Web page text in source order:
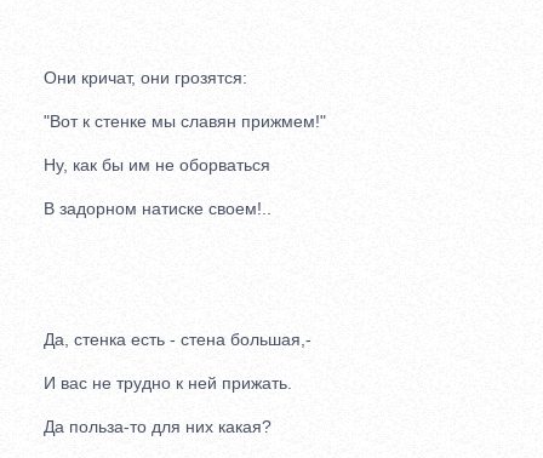
Они кричат, они грозятся:
"Вот к стенке мы славян прижмем!"
Ну, как бы им не оборваться
В задорном натиске cвoeм!..
Да, стенка есть - стена большая,-
И вас не трудно к ней прижать.
Да польза-то для них какая?